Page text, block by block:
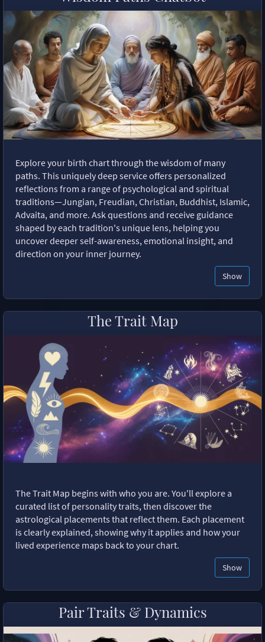
Explore your birth chart through the wisdom of many
paths. This uniquely deep service offers personalized
reflections from a range of psychological and spiritual
traditions—Jungian, Freudian, Christian, Buddhist, Islamic,
Advaita, and more. Ask questions and receive guidance
shaped by each tradition's unique lens, helping you
uncover deeper self-awareness, emotional insight, and
direction on your inner journey.
Show
The Trait Map
The Trait Map begins with who you are. You'll explore a
curated list of personality traits, then discover the
astrological placements that reflect them. Each placement
is clearly explained, showing why it applies and how your
lived experience maps back to your chart.
Show
Pair Traits & Dynamics